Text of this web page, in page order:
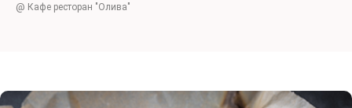
@ Кафе ресторан "Олива"